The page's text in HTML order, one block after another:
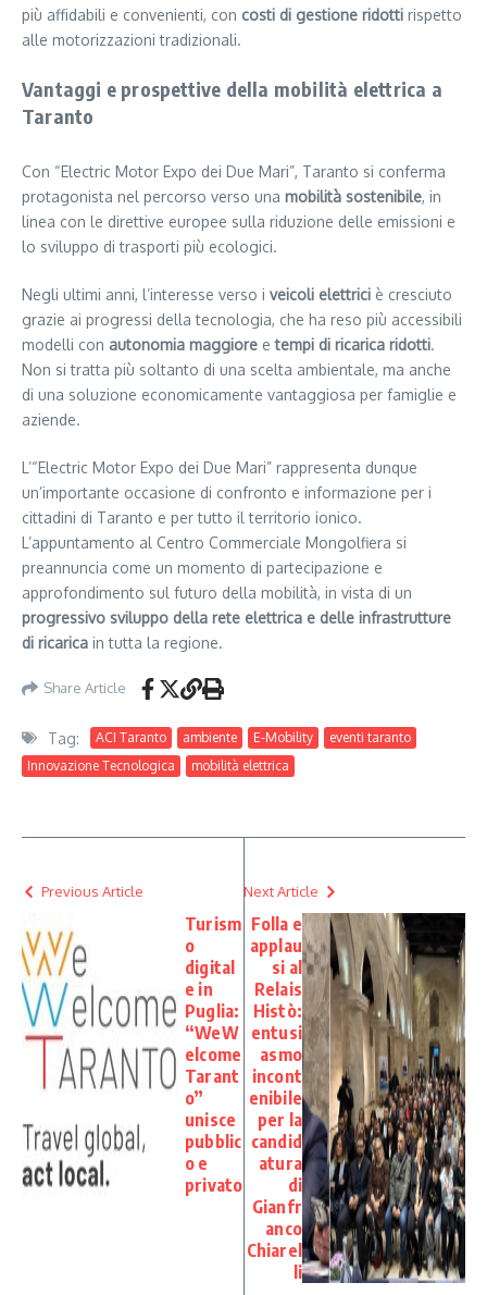
più affidabili e convenienti, con costi di gestione ridotti rispetto
alle motorizzazioni tradizionali.
Vantaggi e prospettive della mobilità elettrica a
Taranto
Con “Electric Motor Expo dei Due Mari”, Taranto si conferma
protagonista nel percorso verso una mobilità sostenibile, in
linea con le direttive europee sulla riduzione delle emissioni e
lo sviluppo di trasporti più ecologici.
Negli ultimi anni, l’interesse verso i veicoli elettrici è cresciuto
grazie ai progressi della tecnologia, che ha reso più accessibili
modelli con autonomia maggiore etempi di ricarica ridotti.
Non si tratta più soltanto di una scelta ambientale, ma anche
di una soluzione economicamente vantaggiosa per famiglie e
aziende.
L’“Electric Motor Expo dei Due Mari” rappresenta dunque
un’importante occasione di confronto e informazione per i
cittadini di Taranto e per tutto il territorio ionico.
L’appuntamento al Centro Commerciale Mongolfiera si
preannuncia come un momento di partecipazione e
approfondimento sul futuro della mobilità, in vista di un
progressivo sviluppo della rete elettrica e delle infrastrutture
di ricarica in tutta la regione.
Share Article
Tag: ACI Taranto ambiente E-Mobility
eventi taranto
Innovazione Tecnologica
mobilità elettrica
Previous Article
Turism
o
digital
e in
Puglia:
“WeW
elcome
Tarant
o”
unisce
pubblic
o e
privato
Next Article
Folla e
applau
si al
Relais
Histò:
entusi
asmo
incont
enibile
per la
candid
atura
di
Gianfr
anco
Chiarel
li